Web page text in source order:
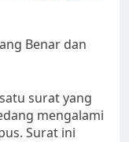
Benar dan
surat yang
mengalami
Surat ini